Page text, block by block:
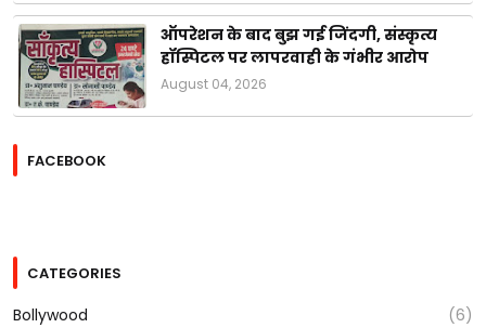
ऑपरेशन के बाद बुझ गई जिंदगी, संस्कृत्य
हॉस्पिटल पर लापरवाही के गंभीर आरोप
August 04, 2026
FACEBOOK
CATEGORIES
Bollywood
(6)